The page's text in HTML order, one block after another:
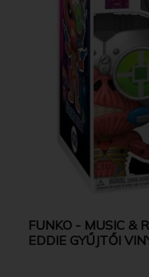
FUNKO - MUSIC &
EDDIE GYŰJTŐI